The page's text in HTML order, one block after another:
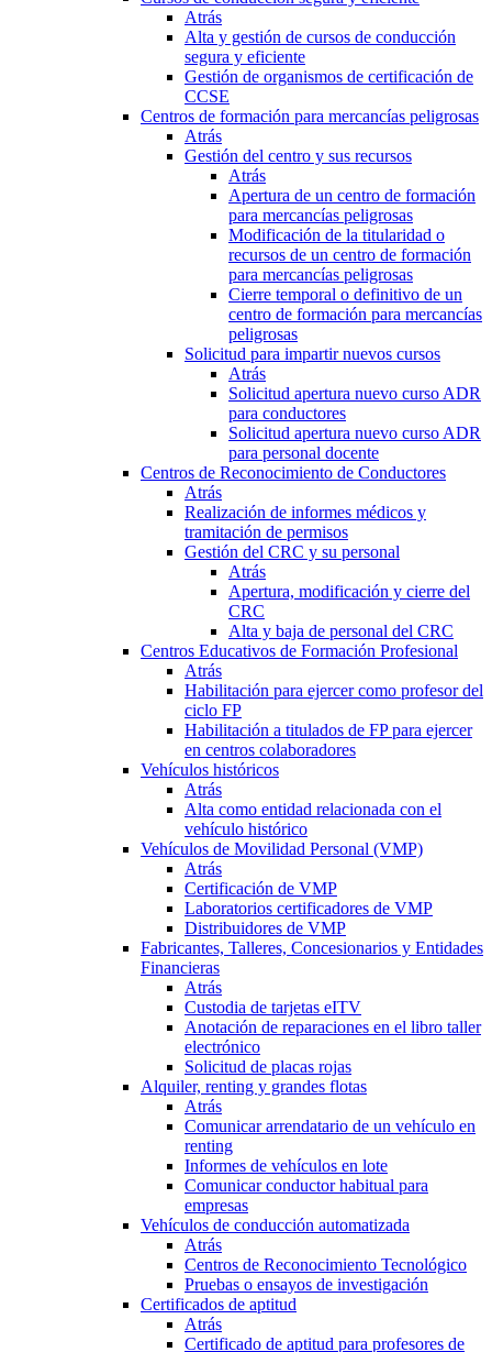
Atrás
Alta y gestión de cursos de conducción
segura y eficiente
Gestión de organismos de certificación de
CCSE
Centros de formación para mercancías peligrosas
Atrás
Gestión del centro y sus recursos
Atrás
Apertura de un centro de formación
para mercancías peligrosas
Modificación de la titularidad o
recursos de un centro de formación
para mercancías peligrosas
Cierre temporal o definitivo de un
centro de formación para mercancías
peligrosas
Solicitud para impartir nuevos cursos
Atrás
Solicitud apertura nuevo curso ADR
para conductores
Solicitud apertura nuevo curso ADR
para personal docente
Centros de Reconocimiento de Conductores
Atrás
Realización de informes médicos y
tramitación de permisos
Gestión del CRC y su personal
Atrás
Apertura, modificación y cierre del
CRC
Alta y baja de personal del CRC
Centros Educativos de Formación Profesional
Atrás
Habilitación para ejercer como profesor del
ciclo FP
Habilitación a titulados de FP para ejercer
en centros colaboradores
Vehículos históricos
Atrás
Alta como entidad relacionada con el
vehículo histórico
Vehículos de Movilidad Personal (VMP)
Atrás
Certificación de VMP
Laboratorios certificadores de VMP
Distribuidores de VMP
Fabricantes, Talleres, Concesionarios y Entidades
Financieras
Atrás
Custodia de tarjetas eITV
Anotación de reparaciones en el libro taller
electrónico
Solicitud de placas rojas
Alquiler, renting y grandes flotas
Atrás
Comunicar arrendatario de un vehículo en
renting
Informes de vehículos en lote
Comunicar conductor habitual para
empresas
Vehículos de conducción automatizada
Atrás
Centros de Reconocimiento Tecnológico
Pruebas o ensayos de investigación
Certificados de aptitud
Atrás
Certificado de aptitud para profesores de